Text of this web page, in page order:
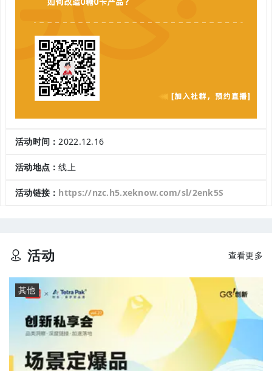
活动时间：2022.12.16
活动地点：线上
活动链接： https://nzc.h5.xeknow.com/sl/2enk5S
活动 查看更多
其他